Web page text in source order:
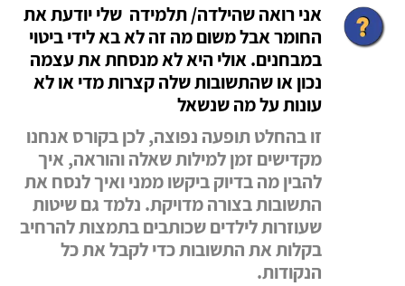
אני רואה שהילדה/ תלמידה שלי יודעת את
החומר אבל משום מה זה לא בא לידי ביטוי
במבחנים. אולי היא לא מנסחת את עצמה
נכון או שהתשובות שלה קצרות מדי או לא
עונות על מה שנשאל
זו בהחלט תופעה נפוצה, לכן בקורס אנחנו
מקדישים זמן למילות שאלה והוראה, איך
להבין מה בדיוק ביקשו ממני ואיך לנסח את
התשובות בצורה מדויקת. נלמד גם שיטות
שעוזרות לילדים שכותבים בתמצות להרחיב
בקלות את התשובות כדי לקבל את כל
הנקודות.